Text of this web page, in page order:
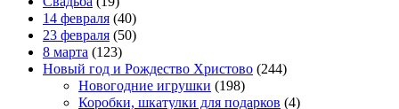
14 февраля (40)
23 февраля (50)
8 марта (123)
Новый год и Рождество Христово (244)
Новогодние игрушки (198)
Коробки, шкатулки для подарков (4)